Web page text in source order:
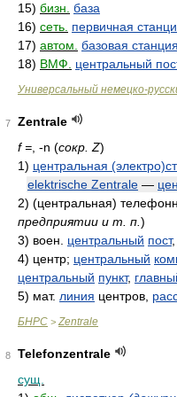
15) бизн. база
16) сеть. первичная
17) автом. базовая станция
18) ВМФ. центральный
Универсальный немецко-
7
Zentrale
f = , -n (сокр. Z)
1) центральная
elektrische Zentrale —
2) (центральная)
предприятии и т. п. )
3) воен. центральный пост,
4) центр; центральный
центральный пункт,
5) мат. линия центров,
БНРС > Zentrale
8
Telefonzentrale
сущ.